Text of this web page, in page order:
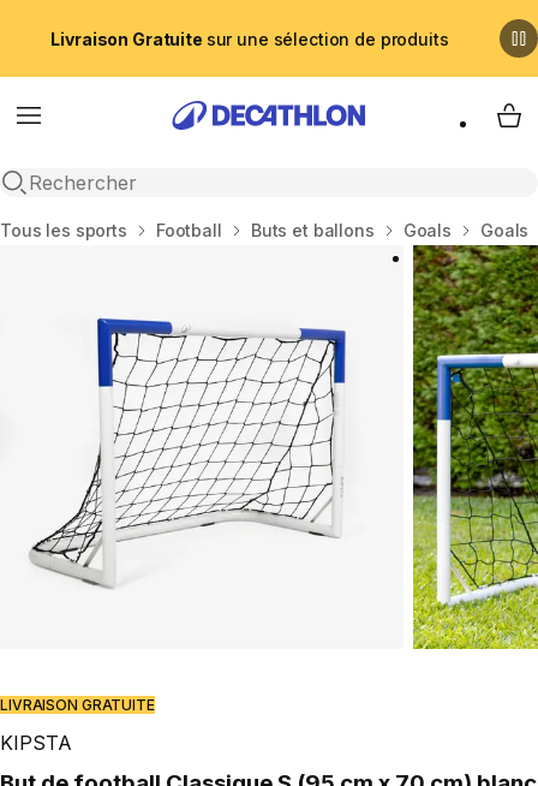
Livraison Gratuite sur une sélection de produits
Menu
Recherche ouverte
My
Accueil
Tous les sports Football Buts et ballons Goals Goals
Play Video
LIVRAISON GRATUITE
KIPSTA